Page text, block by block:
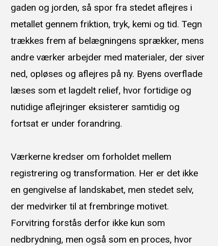
gaden og jorden, så spor fra stedet aflejres i
metallet gennem friktion, tryk, kemi og tid. Tegn
trækkes frem af belægningens sprækker, mens
andre værker arbejder med materialer, der siver
ned, opløses og aflejres på ny. Byens overflade
læses som et lagdelt relief, hvor fortidige og
nutidige aflejringer eksisterer samtidig og
fortsat er under forandring.
Værkerne kredser om forholdet mellem
registrering og transformation. Her er det ikke
en gengivelse af landskabet, men stedet selv,
der medvirker til at frembringe motivet.
Forvitring forstås derfor ikke kun som
nedbrydning, men også som en proces, hvor